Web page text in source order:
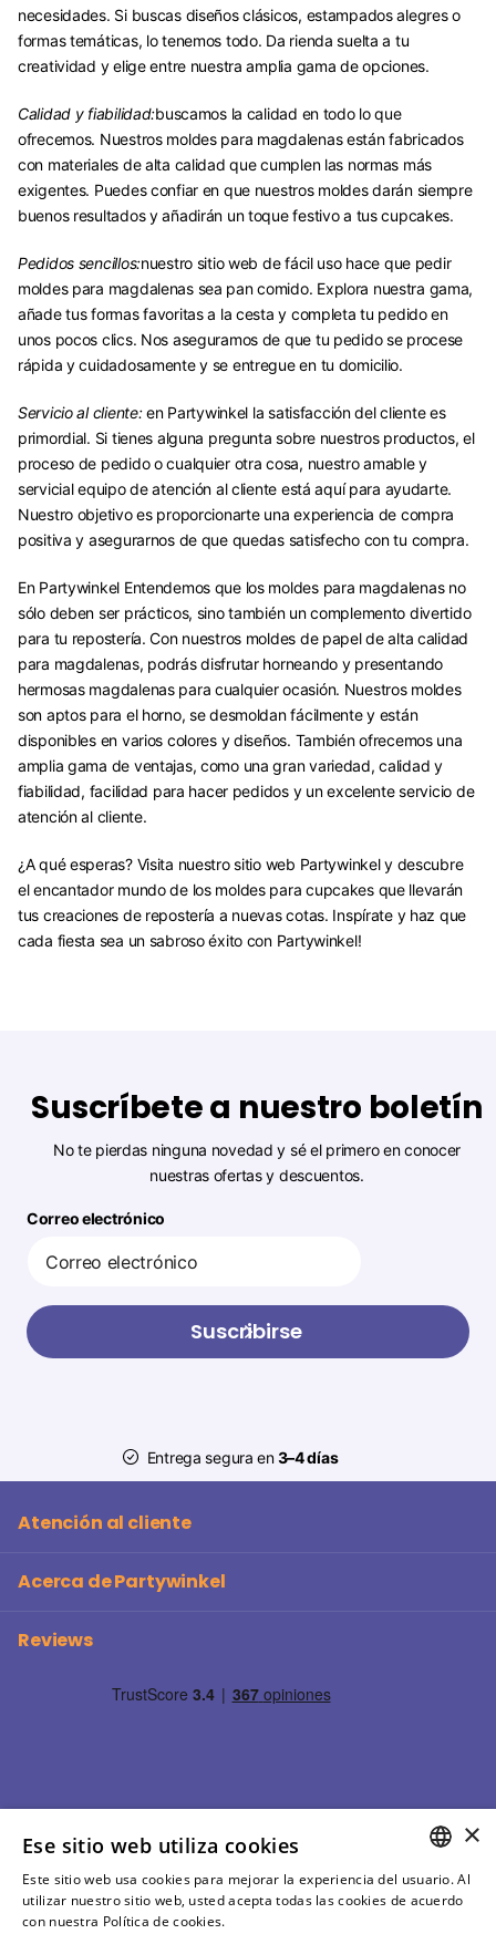
necesidades. Si buscas diseños clásicos, estampados alegres o
formas temáticas, lo tenemos todo. Da rienda suelta a tu
creatividad y elige entre nuestra amplia gama de opciones.
Calidad y fiabilidad:buscamos la calidad en todo lo que
ofrecemos. Nuestros moldes para magdalenas están fabricados
con materiales de alta calidad que cumplen las normas más
exigentes. Puedes confiar en que nuestros moldes darán siempre
buenos resultados y añadirán un toque festivo a tus cupcakes.
Pedidos sencillos:nuestro sitio web de fácil uso hace que pedir
moldes para magdalenas sea pan comido. Explora nuestra gama,
añade tus formas favoritas a la cesta y completa tu pedido en
unos pocos clics. Nos aseguramos de que tu pedido se procese
rápida y cuidadosamente y se entregue en tu domicilio.
Servicio al cliente:en Partywinkel la satisfacción del cliente es
primordial. Si tienes alguna pregunta sobre nuestros productos, el
proceso de pedido o cualquier otra cosa, nuestro amable y
servicial equipo de atención al cliente está aquí para ayudarte.
Nuestro objetivo es proporcionarte una experiencia de compra
positiva y asegurarnos de que quedas satisfecho con tu compra.
En Partywinkel Entendemos que los moldes para magdalenas no
sólo deben ser prácticos, sino también un complemento divertido
para tu repostería. Con nuestros moldes de papel de alta calidad
para magdalenas, podrás disfrutar horneando y presentando
hermosas magdalenas para cualquier ocasión. Nuestros moldes
son aptos para el horno, se desmoldan fácilmente y están
disponibles en varios colores y diseños. También ofrecemos una
amplia gama de ventajas, como una gran variedad, calidad y
fiabilidad, facilidad para hacer pedidos y un excelente servicio de
atención al cliente.
¿A qué esperas? Visita nuestro sitio web Partywinkel y descubre
el encantador mundo de los moldes para cupcakes que llevarán
tus creaciones de repostería a nuevas cotas. Inspírate y haz que
cada fiesta sea un sabroso éxito con Partywinkel!
Suscríbete a nuestro boletín
No te pierdas ninguna novedad y sé el primero en conocer
nuestras ofertas y descuentos.
Correo electrónico
Suscribirse
Entrega segura en3–4 días
Atención al cliente
Acerca de Partywinkel
Reviews
©2026 Partywinkel Todos los precios incluyen IVA
SPANISH
×
Ese sitio web utiliza cookies
Este sitio web usa cookies para mejorar la experiencia del usuario. Al
utilizar nuestro sitio web, usted acepta todas las cookies de acuerdo
con nuestra Política de cookies.